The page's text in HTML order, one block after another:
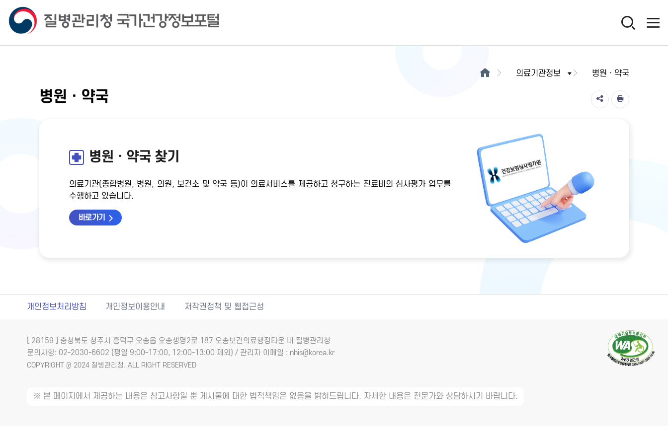
의료기관정보 병원ㆍ약국
병원ㆍ약국
병원ㆍ약국 찾기
의료기관(종합병원, 병원, 의원, 보건소 및 약국 등)이 의료서비스를 제공하고 청구하는 진료비의 심사평가 업무를
수행하고 있습니다.
바로가기
개인정보처리방침 개인정보이용안내 저작권정책 및 웹접근성
[ 28159 ] 충청북도 청주시 흥덕구 오송읍 오송생명2로 187 오송보건의료행정타운 내 질병관리청
문의사항: 02-2030-6602 (평일 9:00-17:00, 12:00-13:00 제외) / 관리자 이메일 : nhis@korea.kr
COPYRIGHT @ 2024 질병관리청. ALL RIGHT RESERVED
※ 본 페이지에서 제공하는 내용은 참고사항일 뿐 게시물에 대한 법적책임은 없음을 밝혀드립니다. 자세한 내용은 전문가와 상담하시기 바랍니다.